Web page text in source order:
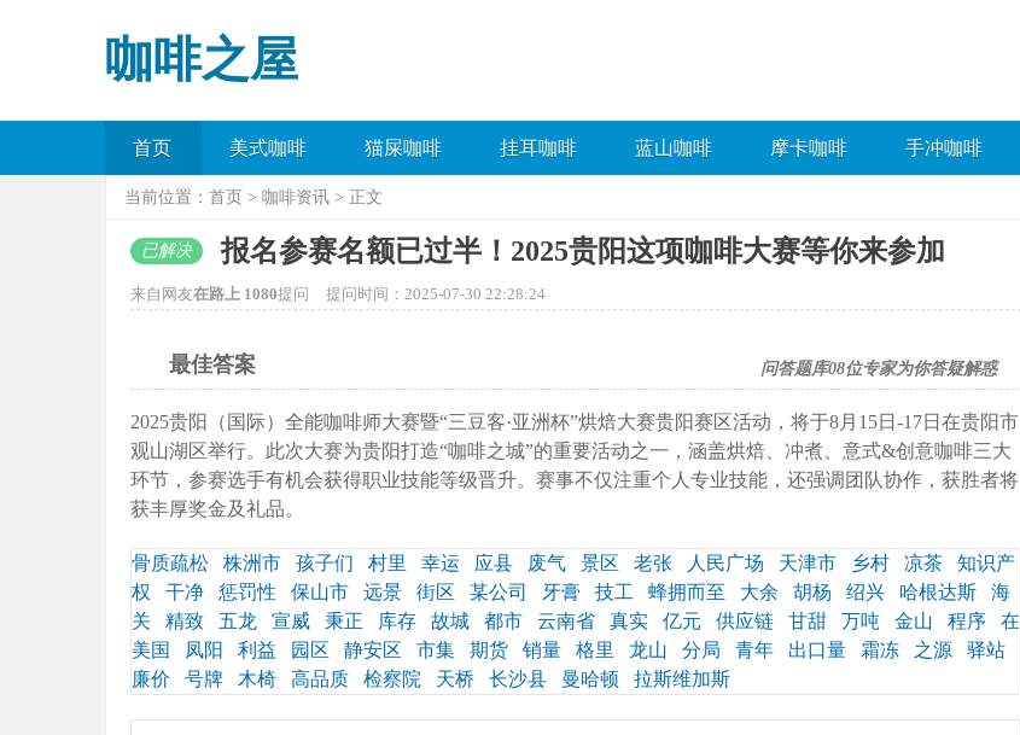
咖啡之屋
首页 美式咖啡 猫屎咖啡 挂耳咖啡 蓝山咖啡 摩卡咖啡 手冲咖啡
当前位置： 首页 > 咖啡资讯 > 正文
已解决 报名参赛名额已过半！2025贵阳这项咖啡大赛等你来参加
来自网友在路上 1080提问 提问时间：2025-07-30 22:28:24
最佳答案 问答题库08位专家为你答疑解惑
2025贵阳（国际）全能咖啡师大赛暨“三豆客·亚洲杯”烘焙大赛贵阳赛区活动，将于8月15日-17日在贵阳市
观山湖区举行。此次大赛为贵阳打造“咖啡之城”的重要活动之一，涵盖烘焙、冲煮、意式&创意咖啡三大
环节，参赛选手有机会获得职业技能等级晋升。赛事不仅注重个人专业技能，还强调团队协作，获胜者将
获丰厚奖金及礼品。
骨质疏松 株洲市 孩子们 村里 幸运 应县 废气 景区 老张 人民广场 天津市 乡村 凉茶
知识产
权
干净 惩罚性 保山市 远景 街区 某公司 牙膏 技工 蜂拥而至 大余 胡杨 绍兴 哈根达斯
海
关
精致 五龙 宣威 秉正 库存 故城 都市 云南省 真实 亿元 供应链 甘甜 万吨 金山 程序
在
美国
凤阳 利益 园区 静安区 市集 期货 销量 格里 龙山 分局 青年 出口量 霜冻 之源
驿站
廉价
号牌 木椅 高品质 检察院 天桥 长沙县 曼哈顿 拉斯维加斯